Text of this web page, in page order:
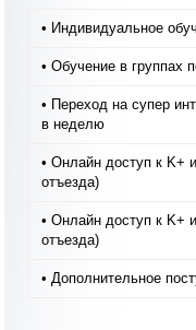
• Индивидуальное
• Обучение в группах
• Переход на супер
в неделю
• Онлайн доступ к K+
отъезда)
• Онлайн доступ к K+
отъезда)
• Дополнительное